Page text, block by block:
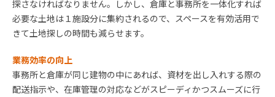
探さなければなりません。しかし、倉庫と事務所を一体化すれば
必要な土地は１施設分に集約されるので、スペースを有効活用で
きて土地探しの時間も減らせます。
業務効率の向上
事務所と倉庫が同じ建物の中にあれば、資材を出し入れする際の
配送指示や、在庫管理の対応などがスピーディかつスムーズに行